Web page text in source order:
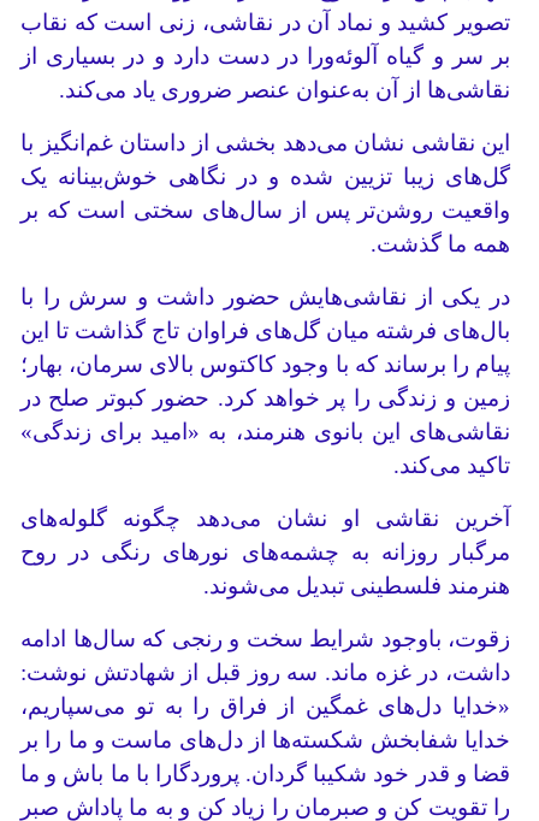
تصویر کشید و نماد آن در نقاشی، زنی است که نقاب
بر سر و گیاه آلوئه‌ورا در دست دارد و در بسیاری از
نقاشی‌ها از آن به‌عنوان عنصر ضروری یاد می‌کند.
این نقاشی نشان می‌دهد بخشی از داستان غم‌انگیز با
گل‌های زیبا تزیین شده و در نگاهی خوش‌بینانه یک
واقعیت روشن‌تر پس از سال‌های سختی است که بر
همه ما گذشت.
در یکی از نقاشی‌هایش حضور داشت و سرش را با
بال‌های فرشته میان گل‌های فراوان تاج گذاشت تا این
پیام را برساند که با وجود کاکتوس بالای سرمان، بهار؛
زمین و زندگی را پر خواهد کرد. حضور کبوتر صلح در
نقاشی‌های این بانوی هنرمند، به «امید برای زندگی»
تاکید می‌کند.
آخرین نقاشی او نشان می‌دهد چگونه گلوله‌های
مرگبار روزانه به چشمه‌های نورهای رنگی در روح
هنرمند فلسطینی تبدیل می‌شوند.
زقوت، باوجود شرایط سخت و رنجی که سال‌ها ادامه
داشت، در غزه ماند. سه روز قبل از شهادتش نوشت:
«خدایا دل‌های غمگین از فراق را به تو می‌سپاریم،
خدایا شفابخش شکسته‌ها از دل‌های ماست و ما را بر
قضا و قدر خود شکیبا گردان. پروردگارا با ما باش و ما
را تقویت کن و صبرمان را زیاد کن و به ما پاداش صبر